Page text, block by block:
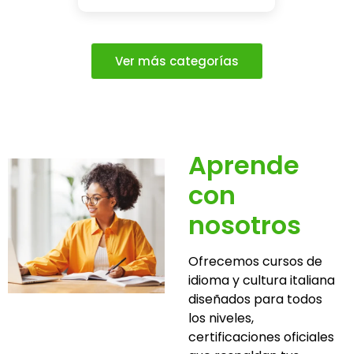
Ver más categorías
Aprende
con
nosotros
Ofrecemos cursos de
idioma y cultura italiana
diseñados para todos
los niveles,
certificaciones oficiales